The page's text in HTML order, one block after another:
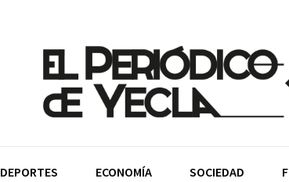
DEPORTES ECONOMÍA SOCIEDAD